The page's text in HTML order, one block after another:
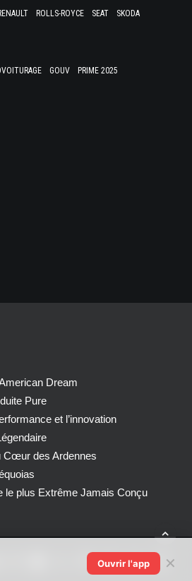
ROLLS-ROYCE SEAT
SKODA
GOUV
PRIME 2025
Dream
Pure
et l’innovation
Cœur des Ardennes
le plus Extrême Jamais Conçu
Ouvrir l'app ✕